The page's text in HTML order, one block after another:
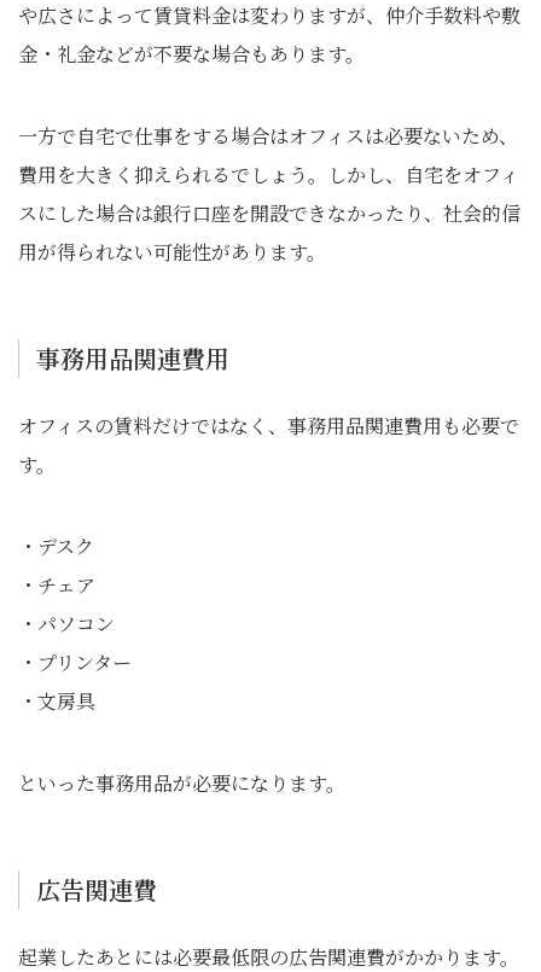
や広さによって賃貸料金は変わりますが、仲介手数料や敷
金・礼金などが不要な場合もあります。
一方で自宅で仕事をする場合はオフィスは必要ないため、
費用を大きく抑えられるでしょう。しかし、自宅をオフィ
スにした場合は銀行口座を開設できなかったり、社会的信
用が得られない可能性があります。
事務用品関連費用
オフィスの賃料だけではなく、事務用品関連費用も必要で
す。
・デスク
・チェア
・パソコン
・プリンター
・文房具
といった事務用品が必要になります。
広告関連費
起業したあとには必要最低限の広告関連費がかかります。